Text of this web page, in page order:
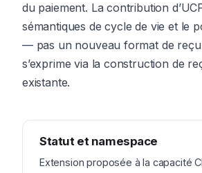
du paiement. La contribution
sémantiques de cycle de vie et le
— pas un nouveau format de
s’exprime via la construction de
existante.
Statut et namespace
Extension proposée à la capacité